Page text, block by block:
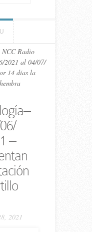
NCC Ra­dio
​2021 al 04/07/​
14 días la
–
2021